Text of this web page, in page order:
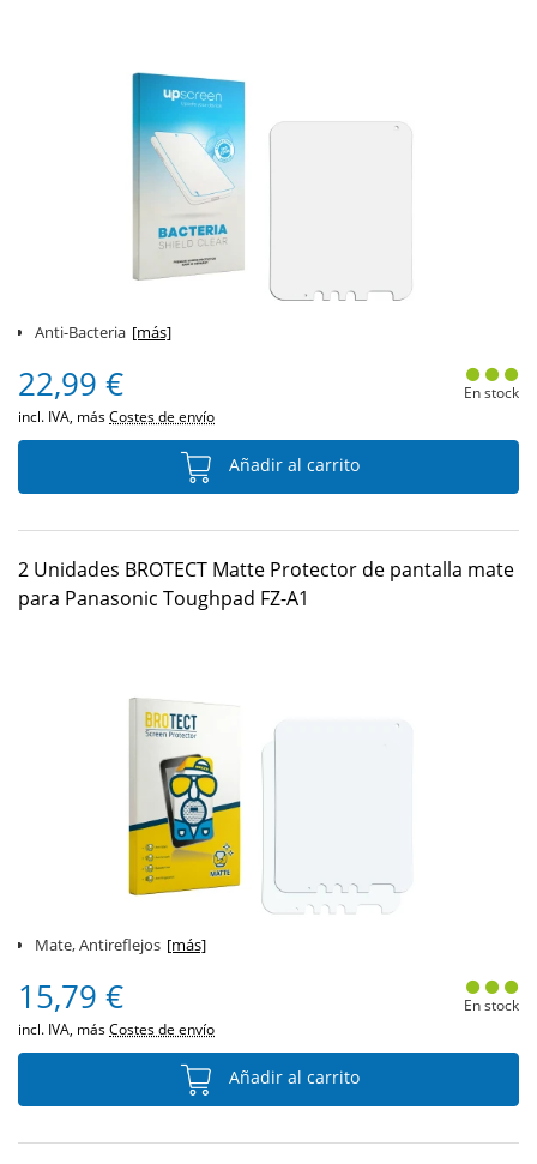
Anti-Bacteria [más]
22,99 €
incl. IVA, másCostes de envío
En stock
Añadir al carrito
2 Unidades BROTECT Matte Protector de pantalla mate
para Panasonic Toughpad FZ-A1
Mate, Antireflejos [más]
15,79 €
incl. IVA, másCostes de envío
En stock
Añadir al carrito